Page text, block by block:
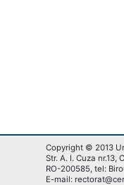
Copyright © 2013
Str. A. I. Cuza nr.13,
RO-200585, tel:
E-mail: